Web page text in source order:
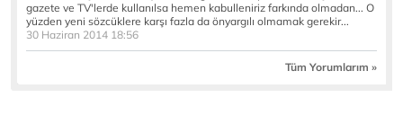
gazete ve TV'lerde kullanılsa hemen kabulleniriz farkında olmadan... O
yüzden yeni sözcüklere karşı fazla da önyargılı olmamak gerekir...
30 Haziran 2014 18:56
Tüm Yorumlarım »